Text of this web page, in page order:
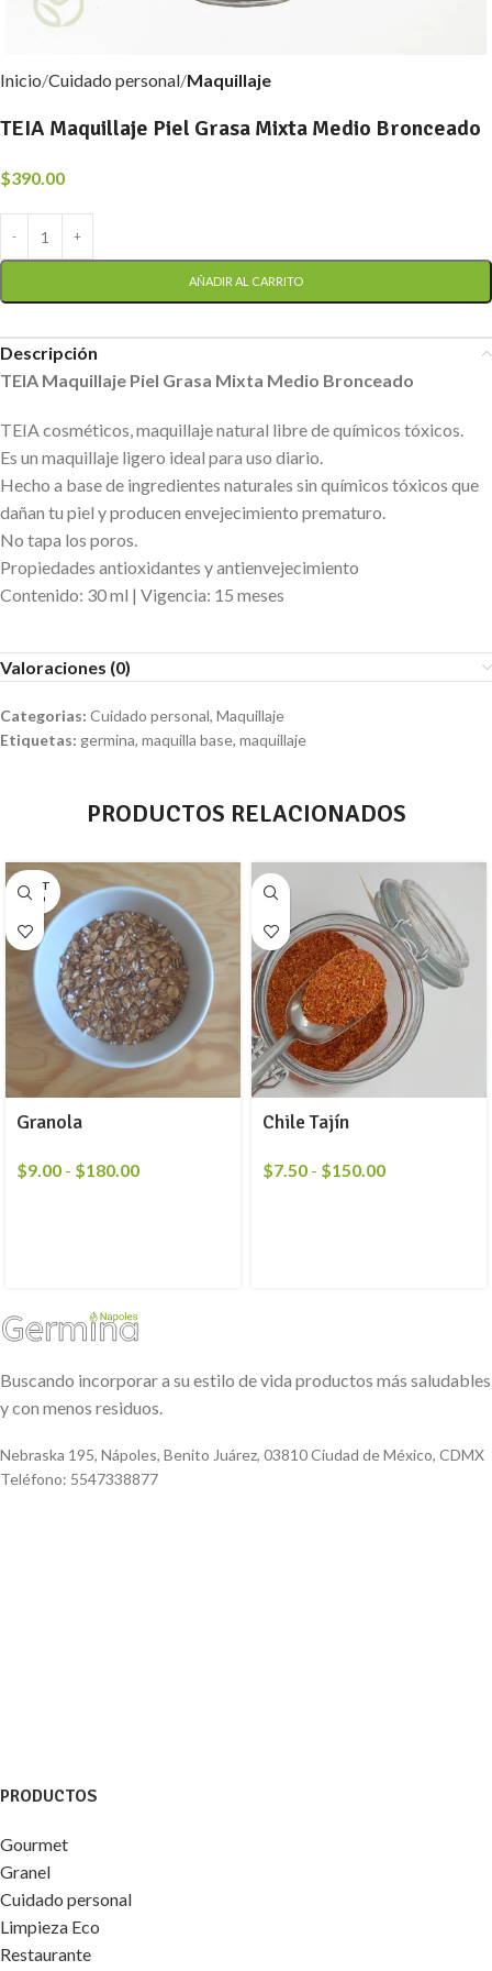
Inicio Cuidado personal Maquillaje
TEIA Maquillaje Piel Grasa Mixta Medio Bronceado
$390.00
AÑADIR AL CARRITO
Descripción
TEIA Maquillaje Piel Grasa Mixta Medio Bronceado
TEIA cosméticos, maquillaje natural libre de químicos tóxicos.
Es un maquillaje ligero ideal para uso diario.
Hecho a base de ingredientes naturales sin químicos tóxicos que
dañan tu piel y producen envejecimiento prematuro.
No tapa los poros.
Propiedades antioxidantes y antienvejecimiento
Contenido: 30 ml | Vigencia: 15 meses
Valoraciones (0)
Categorias: Cuidado personal, Maquillaje
Etiquetas: germina, maquilla base, maquillaje
PRODUCTOS RELACIONADOS
AGOT
ADO
Granola
$9.00 - $180.00
Chile Tajín
$7.50 - $150.00
Buscando incorporar a su estilo de vida productos más saludables
y con menos residuos.
Nebraska 195, Nápoles, Benito Juárez, 03810 Ciudad de México, CDMX
Teléfono: 5547338877
PRODUCTOS
Gourmet
Granel
Cuidado personal
Limpieza Eco
Restaurante